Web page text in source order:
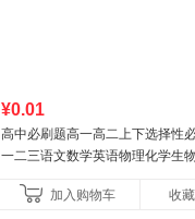
¥0.01
高中必刷题高一高二上下选择性
一二三语文数学英语物理化学生
教辅资料加入购物车 收藏